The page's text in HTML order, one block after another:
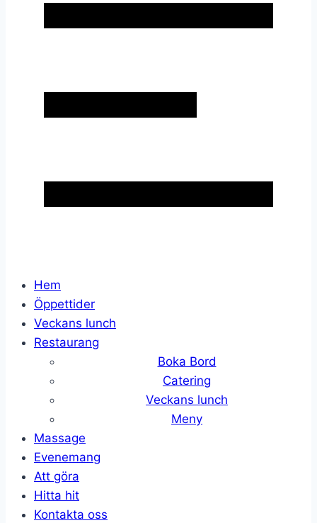
Hem
Öppettider
Veckans lunch
Restaurang
Boka Bord
Catering
Veckans lunch
Meny
Massage
Evenemang
Att göra
Hitta hit
Kontakta oss